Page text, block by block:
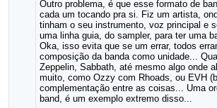
Outro problema, é que esse formato de
cada um tocando pra si. Fiz um artista,
tinham o seu instrumento, voz principal e
uma linha guia, do sampler, para ter uma
Oka, isso evita que se um errar, todos
composição da banda como unidade...
Zeppelin, Sabbath, até mesmo algo onde
muito, como Ozzy com Rhoads, ou EVH
complementação entre as coisas... Uma
band, é um exemplo extremo disso...